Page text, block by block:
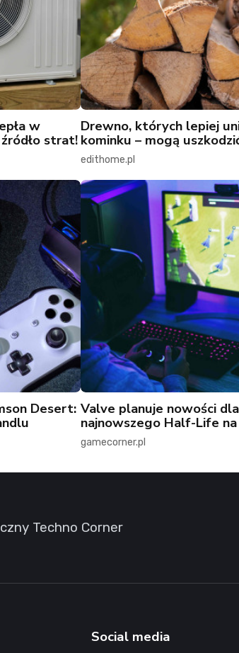
w
strat!
Drewno, których lepiej
kominku – mogą
edithome.pl
Desert: Valve planuje nowości dla
najnowszego Half-Life
gamecorner.pl
Techno Corner
Social media